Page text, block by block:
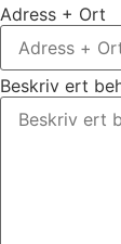
Adress + Ort
Beskriv ert